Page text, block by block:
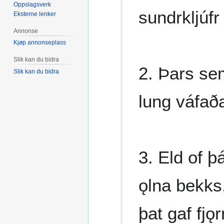
2. Þars
lung
3. Eld of
ǫlna
þat gaf
Oppslagsverk
Eksterne lenker
Annonse
Kjøp annonseplass
Slik kan du bidra
Slik kan du bidra